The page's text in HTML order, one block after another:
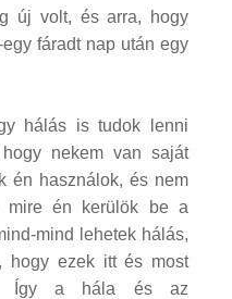
új volt, és arra, hogy
fáradt nap után egy
hálás is tudok lenni
nekem van saját
én használok, és nem
én kerülök be a
mind lehetek hálás,
hogy ezek itt és most
Így a hála és az